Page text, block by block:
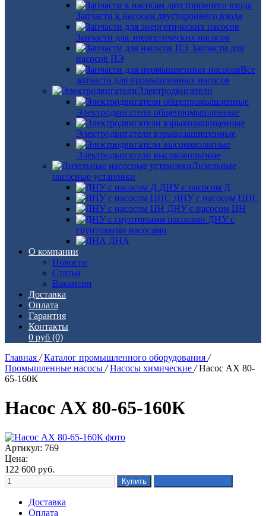
Запчасти к насосам двустороннего входа
Запчасти для энергетических насосов
Запчасти для
насосов ПЭ
Все
запчасти для промышленных насосов
Электродвигатели
Электродвигатели общепромышленные
Электродвигатели взрывозащищенные
Электродвигатели высоковольтные
Дизельные
насосные установки
ДНУ с насосом Д
ДНУ с насосом ЦНС
ДНУ с насосом ЦН
ДНУ с
грунтовыми насосами
ДНА
О компании
Новости
Статьи
Вакансии
Доставка
Оплата
Гарантия
Контакты
0 руб (0)
Главная / Каталог промышленного оборудования /
Промышленные насосы / Насосы химические / Насос АХ 80-
65-160К
Насос АХ 80-65-160К
Артикул: 769
Цена:
122 600 руб.
Доставка
Оплата